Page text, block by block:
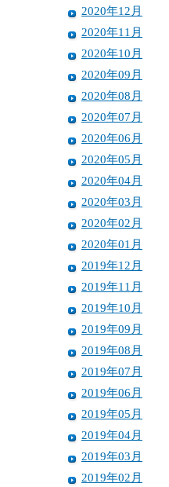
2020年12月
2020年11月
2020年10月
2020年09月
2020年08月
2020年07月
2020年06月
2020年05月
2020年04月
2020年03月
2020年02月
2020年01月
2019年12月
2019年11月
2019年10月
2019年09月
2019年08月
2019年07月
2019年06月
2019年05月
2019年04月
2019年03月
2019年02月